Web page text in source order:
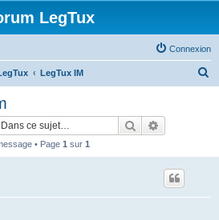
LegTux
Connexion
LegTux IM
Rechercher
• Page 1 sur 1